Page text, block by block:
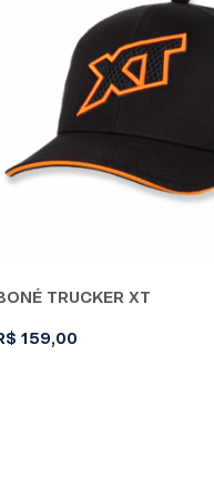
TRUCKER XT
159,00